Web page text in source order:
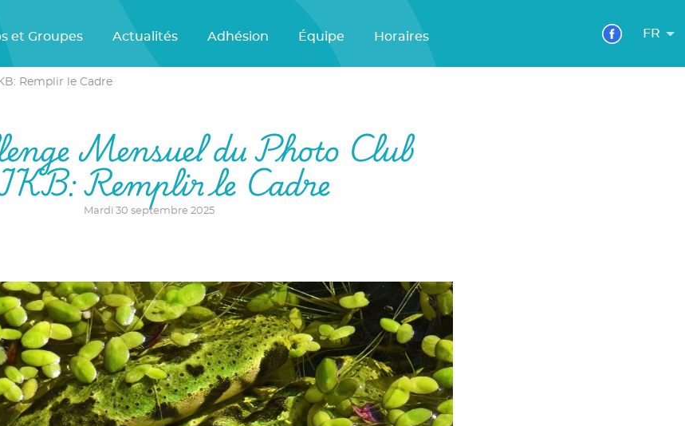
et Groupes Actualités Adhésion Équipe Horaires FR
Remplir le Cadre
Mensuel du Photo Club
Remplir le Cadre
Mardi 30 septembre 2025